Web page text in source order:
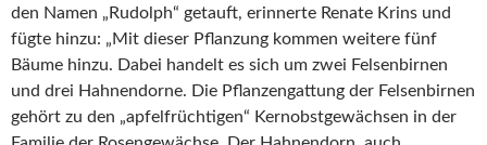
den Namen „Rudolph“ getauft, erinnerte Renate Krins und
fügte hinzu: „Mit dieser Pflanzung kommen weitere fünf
Bäume hinzu. Dabei handelt es sich um zwei Felsenbirnen
und drei Hahnendorne. Die Pflanzengattung der Felsenbirnen
gehört zu den „apfelfrüchtigen“ Kernobstgewächsen in der